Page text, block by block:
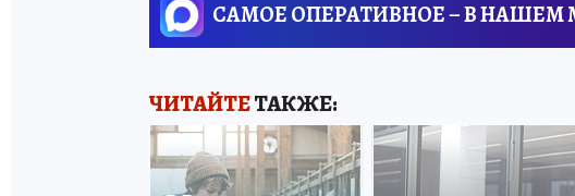
САМОЕ ОПЕРАТИВНОЕ – В НАШЕМ
ЧИТАЙТЕТАКЖЕ: